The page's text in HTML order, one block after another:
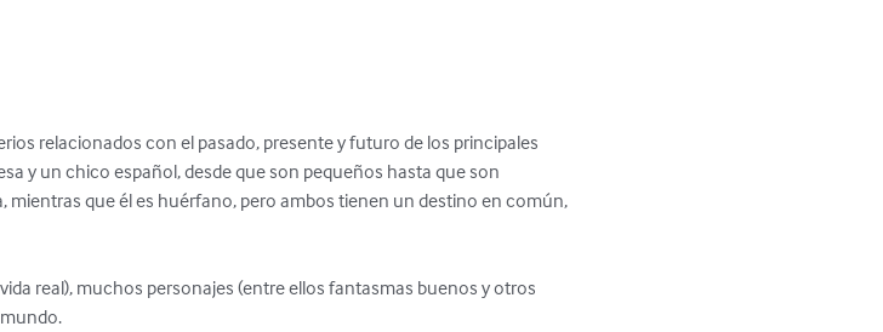
relacionados con el pasado, presente y futuro de los principales
y un chico español, desde que son pequeños hasta que son
mientras que él es huérfano, pero ambos tienen un destino en común,
real), muchos personajes (entre ellos fantasmas buenos y otros